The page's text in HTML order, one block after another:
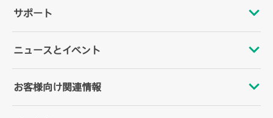
HPEについて
アクセシビリティ
企業責任
サポート
オペレーショナルサポートサービス
製品の返却とリサイクル
ニュースとイベント
イベント
HPE Discover
お客様向け関連情報